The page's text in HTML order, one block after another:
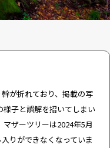
が折れており、掲載の写
子と誤解を招いてしまい
ザーツリーは2024年5月
りができなくなっていま